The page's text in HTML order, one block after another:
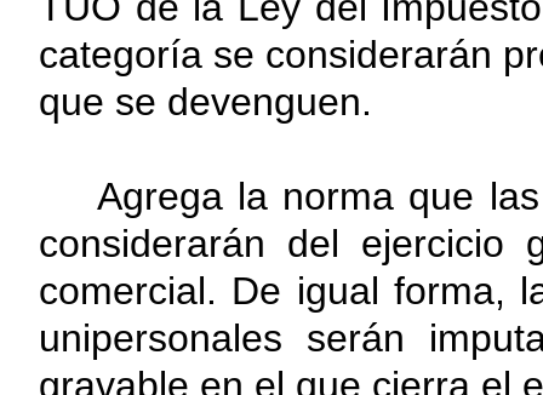
categoría se considerarán
que se devenguen.
Agrega la norma que las
considerarán del ejercicio
comercial. De igual forma,
unipersonales serán
gravable en el que cierra el